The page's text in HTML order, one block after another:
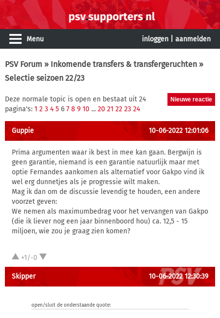
Menu inloggen aanmelden
PSV Forum » Inkomende transfers & transfergeruchten »
Selectie seizoen 22/23
Deze normale topic is open en bestaat uit 24
pagina's: 1 2 3 4 5 6 7 8 9 10 ... 20 21 22 23 24
Guppie 10-06-2022 12:01:06
Prima argumenten waar ik best in mee kan gaan. Bergwijn is
geen garantie, niemand is een garantie natuurlijk maar met
optie Fernandes aankomen als alternatief voor Gakpo vind ik
wel erg dunnetjes als je progressie wilt maken.
Mag ik dan om de discussie levendig te houden, een andere
voorzet geven:
We nemen als maximumbedrag voor het vervangen van Gakpo
(die ik liever nog een jaar binnenboord hou) ca. 12,5 - 15
miljoen, wie zou je graag zien komen?
+1/-0
Skipper 10-06-2022 12:30:39
open/sluit de onderstaande quote: